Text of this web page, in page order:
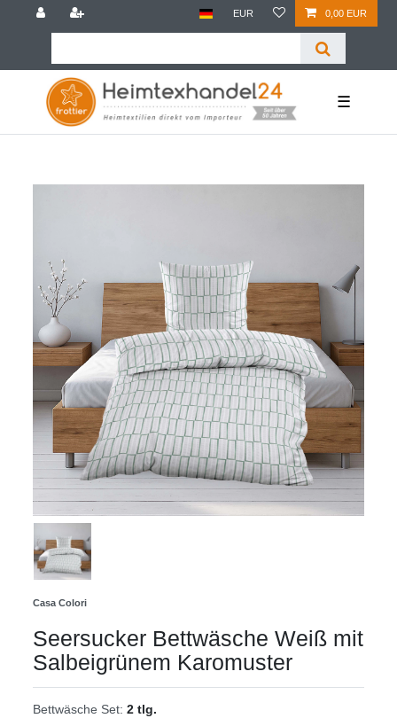
EUR 0,00 EUR
☰
Casa Colori
Seersucker Bettwäsche Weiß mit
Salbeigrünem Karomuster
Bettwäsche Set: 2 tlg.